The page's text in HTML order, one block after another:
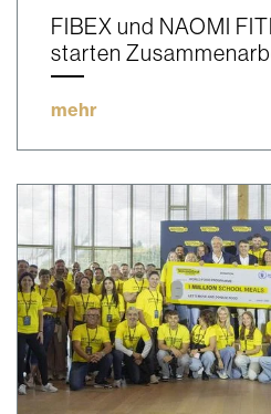
FIBEX und NAOMI
starten
mehr